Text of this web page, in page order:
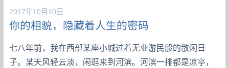
2017年10月10日
你的相貌，隐藏着人生的密码
七八年前，我在西部某座小城过着无业游民般的散闲日
子。某天风轻云淡，闲逛来到河滨。河滨一排都是凉亭，